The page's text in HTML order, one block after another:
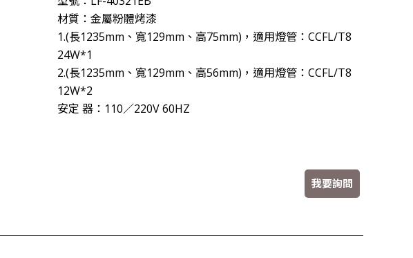
材質：金屬粉體烤漆
1.(長1235mm、寬129mm、高75mm)，適用燈管：CCFL/T8
24W*1
2.(長1235mm、寬129mm、高56mm)，適用燈管：CCFL/T8
12W*2
安定 器：110／220V 60HZ
我要詢問